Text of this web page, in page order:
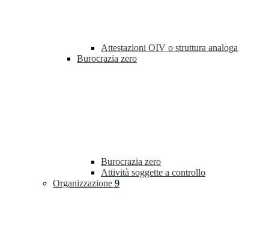
Attestazioni OIV o struttura analoga
Burocrazia zero
Burocrazia zero
Attività soggette a controllo
Organizzazione 9